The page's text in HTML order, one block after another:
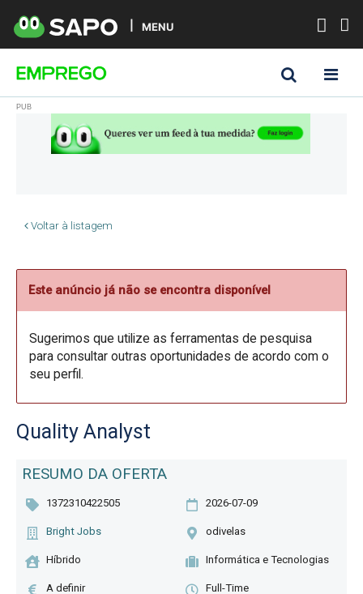
MENU
Voltar à listagem
Este anúncio já não se encontra disponível
Sugerimos que utilize as ferramentas de pesquisa
para consultar outras oportunidades de acordo com o
seu perfil.
Quality Analyst
RESUMO DA OFERTA
1372310422505 2026-07-09
Bright Jobs odivelas
Híbrido Informática e Tecnologias
A definir Full-Time